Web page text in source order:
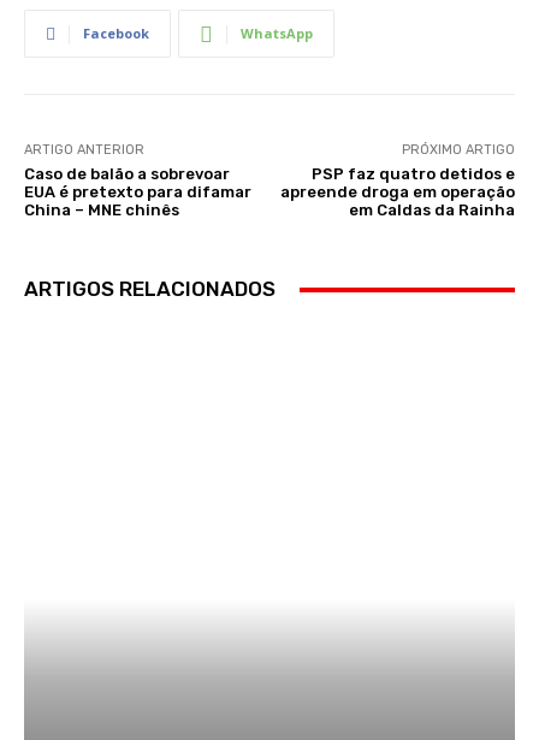
Facebook WhatsApp
ARTIGO ANTERIOR
Caso de balão a sobrevoar
EUA é pretexto para difamar
China – MNE chinês
PRÓXIMO ARTIGO
PSP faz quatro detidos e
apreende droga em operação
em Caldas da Rainha
ARTIGOS RELACIONADOS